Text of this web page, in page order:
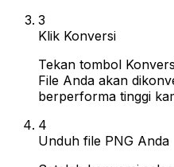
3
Klik Konversi
Tekan tombol
File Anda akan
berperforma tinggi
4
Unduh file PNG Anda